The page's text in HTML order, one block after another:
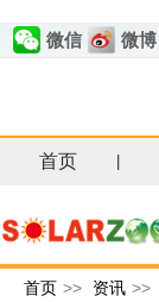
微信 微博
首页
首页 >> 资讯 >>